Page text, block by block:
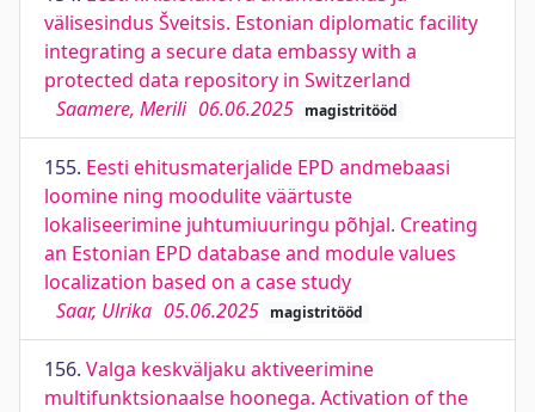
välisesindus Šveitsis. Estonian diplomatic facility
integrating a secure data embassy with a
protected data repository in Switzerland
Saamere, Merili 06.06.2025 magistritööd
155. Eesti ehitusmaterjalide EPD andmebaasi
loomine ning moodulite väärtuste
lokaliseerimine juhtumiuuringu põhjal. Creating
an Estonian EPD database and module values
localization based on a case study
Saar, Ulrika 05.06.2025 magistritööd
156. Valga keskväljaku aktiveerimine
multifunktsionaalse hoonega. Activation of the